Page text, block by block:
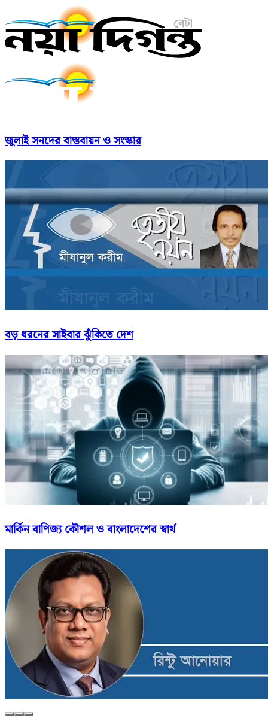
জুলাই সনদের বাস্তবায়ন ও সংস্কার
বড় ধরনের সাইবার ঝুঁকিতে দেশ
মার্কিন বাণিজ্য কৌশল ও বাংলাদেশের স্বার্থ